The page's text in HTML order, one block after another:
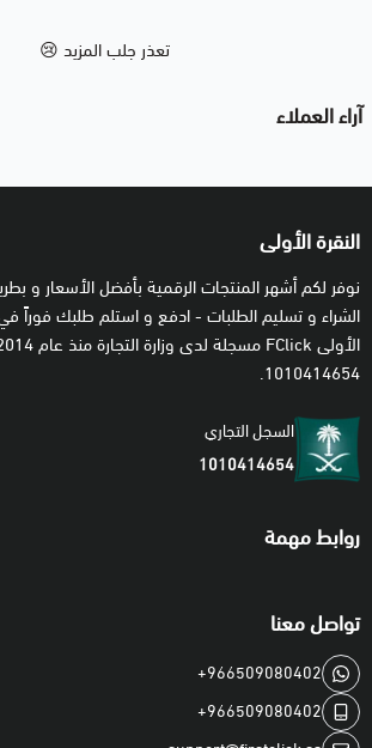
تعذر جلب المزيد 😢
آراء العملاء
النقرة الأولى
نوفر لكم أشهر المنتجات الرقمية بأفضل الأسعار و
1010414654.
السجل التجاري
1010414654
روابط مهمة
تواصل معنا
+966509080402
+966509080402